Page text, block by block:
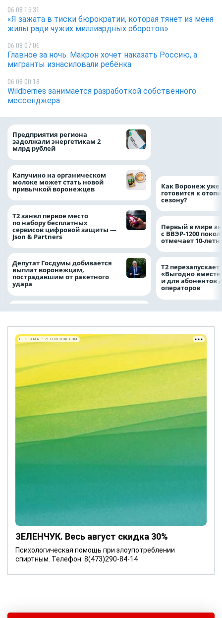
06.08 15:31
«Я зажата в тиски бюрократии, которая тянет из меня
жилы ради чужих миллиардных оборотов»
06.08 07:06
Главное за ночь. Макрон хочет наказать Россию, а
мигранты изнасиловали ребёнка
06.08 00:18
Wildberries занимается разработкой собственного
мессенджера
Предприятия региона
задолжали энергетикам 2
млрд рублей
Капучино на органическом
молоке может стать новой
привычкой воронежцев
Т2 занял первое место
по набору бесплатных
сервисов цифровой защиты —
Json & Partners
Депутат Госдумы добивается
выплат воронежцам,
пострадавшим от ракетного
удара
Как Воронеж уже
готовится к
сезону?
Первый в мире
с ВВЭР-1200
отмечает 10-
Т2
«Выгодно
и для абонентов
операторов
ЗЕЛЕНЧУК. Весь август скидка 30%
Психологическая помощь при злоупотреблении
спиртным. Телефон: 8(473)290-84-14
РЕКЛАМА • ZELENCHUK.COM